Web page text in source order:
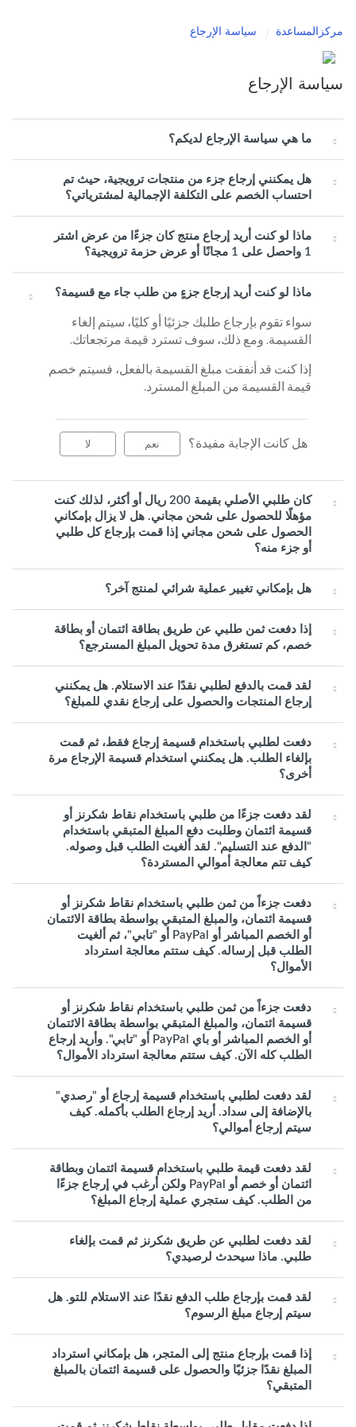
مركزالمساعدة سياسة الإرجاع
سياسة الإرجاع
ما هي سياسة الإرجاع لديكم؟
هل يمكنني إرجاع جزء من منتجات ترويجية، حيث تم
احتساب الخصم على التكلفة الإجمالية لمشترياتي؟
ماذا لو كنت أريد إرجاع منتج كان جزءًا من عرض اشتر
1 واحصل على 1 مجانًا أو عرض حزمة ترويجية؟
ماذا لو كنت أريد إرجاع جزءٍ من طلب جاء مع قسيمة؟
سواء تقوم بإرجاع طلبك جزئيًا أو كليًا، سيتم إلغاء
القسيمة. ومع ذلك، سوف تسترد قيمة مرتجعاتك.
إذا كنت قد أنفقت مبلغ القسيمة بالفعل، فسيتم خصم
قيمة القسيمة من المبلغ المسترد.
هل كانت الإجابة مفيدة؟ نعم لا
كان طلبي الأصلي بقيمة 200 ريال أو أكثر، لذلك كنت
مؤهلًا للحصول على شحن مجاني. هل لا يزال بإمكاني
الحصول على شحن مجاني إذا قمت بإرجاع كل طلبي
أو جزء منه؟
هل بإمكاني تغيير عملية شرائي لمنتج آخر؟
إذا دفعت ثمن طلبي عن طريق بطاقة ائتمان أو بطاقة
خصم، كم تستغرق مدة تحويل المبلغ المسترجع؟
لقد قمت بالدفع لطلبي نقدًا عند الاستلام. هل يمكنني
إرجاع المنتجات والحصول على إرجاع نقدي للمبلغ؟
دفعت لطلبي باستخدام قسيمة إرجاع فقط، ثم قمت
بإلغاء الطلب. هل يمكنني استخدام قسيمة الإرجاع مرة
أخرى؟
لقد دفعت جزءًا من طلبي باستخدام نقاط شكرنز أو
قسيمة ائتمان وطلبت دفع المبلغ المتبقي باستخدام
"الدفع عند التسليم". لقد ألغيت الطلب قبل وصوله.
كيف تتم معالجة أموالي المستردة؟
دفعت جزءاً من ثمن طلبي باستخدام نقاط شكرنز أو
قسيمة ائتمان، والمبلغ المتبقي بواسطة بطاقة الائتمان
أو الخصم المباشر أو PayPal أو "تابي"، ثم ألغيت
الطلب قبل إرساله. كيف ستتم معالجة استرداد
الأموال؟
دفعت جزءاً من ثمن طلبي باستخدام نقاط شكرنز أو
قسيمة ائتمان، والمبلغ المتبقي بواسطة بطاقة الائتمان
أو الخصم المباشر أو باي PayPal أو "تابي". وأريد إرجاع
الطلب كله الآن. كيف ستتم معالجة استرداد الأموال؟
لقد دفعت لطلبي باستخدام قسيمة إرجاع أو "رصدي"
بالإضافة إلى سداد. أريد إرجاع الطلب بأكمله. كيف
سيتم إرجاع أموالي؟
لقد دفعت قيمة طلبي باستخدام قسيمة ائتمان وبطاقة
ائتمان أو خصم أو PayPal ولكن أرغب في إرجاع جزءًا
من الطلب. كيف ستجري عملية إرجاع المبلغ؟
لقد دفعت لطلبي عن طريق شكرنز ثم قمت بإلغاء
طلبي. ماذا سيحدث لرصيدي؟
لقد قمت بإرجاع طلب الدفع نقدًا عند الاستلام للتو. هل
سيتم إرجاع مبلغ الرسوم؟
إذا قمت بإرجاع منتج إلى المتجر، هل بإمكاني استرداد
المبلغ نقدًا جزئيًا والحصول على قسيمة ائتمان بالمبلغ
المتبقي؟